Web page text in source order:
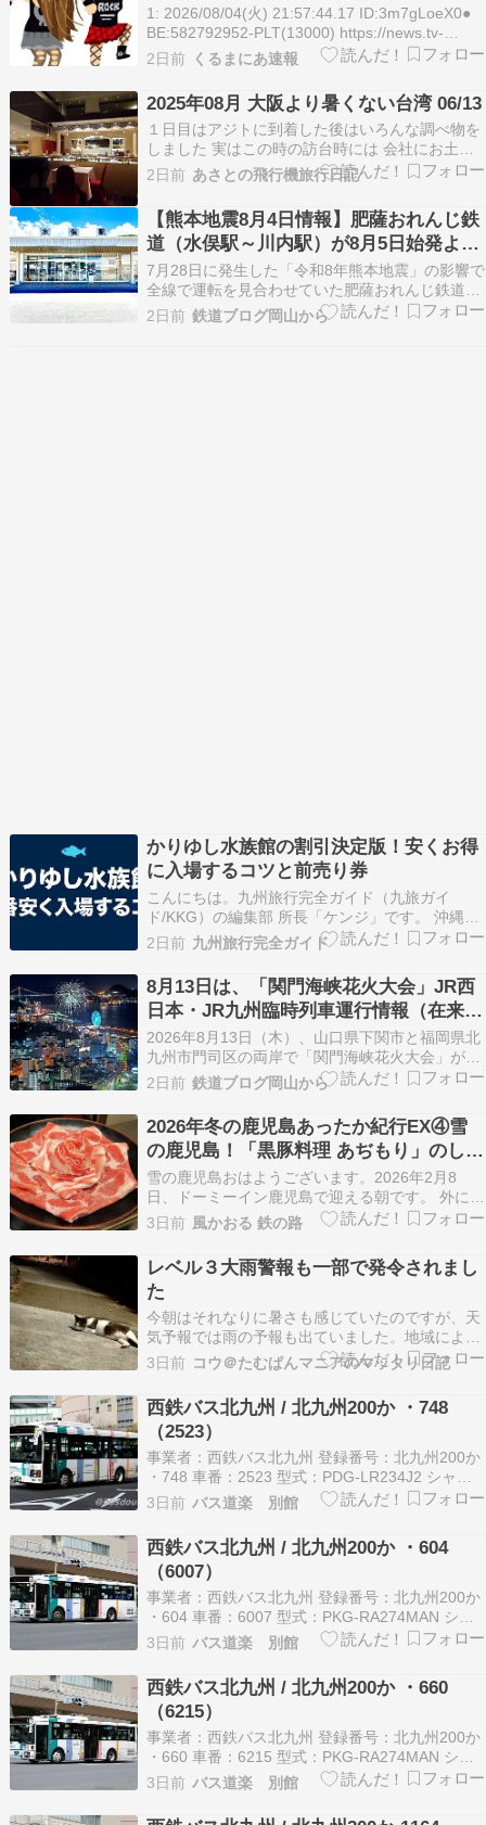
1: 2026/08/04(火) 21:57:44.17 ID:3m7gLoeX0●
BE:582792952-PLT(13000) https://news.tv-
asahi.co.jp/news_society/articles/000524059.html
https://…
2日前 くるまにあ速報
2025年08月 大阪より暑くない台湾 06/13
１日目はアジトに到着した後はいろんな調べ物を
しました 実はこの時の訪台時には 会社にお土産
を買ってゆくつもりでした 最後の最後なのでまあ
ね いつもは買ってないんですが よく話をする人
たちにだけね 今までは日本で評判が良いメーカー
を買ったことがあったのですが 今回は台湾での評
判が良…
2日前 あさとの飛行機旅行日記
【熊本地震8月4日情報】肥薩おれんじ鉄
道（水俣駅～川内駅）が8月5日始発より
運転再開 バス代行も8月10日より実施
7月28日に発生した「令和8年熊本地震」の影響で
全線で運転を見合わせていた肥薩おれんじ鉄道
は、8月5日（水）の始発列車から水俣駅～川内駅
間で運転を再開します。 一方、八代駅～水俣駅間
2日前 鉄道ブログ岡山から
かりゆし水族館の割引決定版！安くお得
に入場するコツと前売り券
こんにちは。九州旅行完全ガイド（九旅ガイ
ド/KKG）の編集部 所長「ケンジ」です。 沖縄の
豊見城市にある人気のスポット、DMMかりゆし
水族館へ遊びに行こうと計画している方も多いの
ではないでしょうか。 家族みんなや友達グループ
で行くとなると人数分のチケット代も馬鹿になり
ませんよね…
2日前 九州旅行完全ガイド
8月13日は、「関門海峡花火大会」JR西
日本・JR九州臨時列車運行情報（在来
線）
2026年8月13日（木）、山口県下関市と福岡県北
九州市門司区の両岸で「関門海峡花火大会」が開
催されます。 関門海峡を挟んで下関側と門司側の
両方から花火が打ち上げられる、夏の大きなイベ
ントです。 当日は多くの観客が下関・門司港周辺
に集まるため、鉄道各社では帰宅時間帯を中心に
臨時列…
2日前 鉄道ブログ岡山から
2026年冬の鹿児島あったか紀行EX④雪
の鹿児島！「黒豚料理 あぢもり」のしゃ
ぶしゃぶ
雪の鹿児島おはようございます。2026年2月8
日、ドーミーイン鹿児島で迎える朝です。 外に出
てみると…路面電車の軌道敷に雪が積もってま
す！さらに雪が舞っています！ 鹿児島と言えば南
国白くまのイメージですが、今日は全く異なり、
まるで北国のような景色。何回も鹿児島来たこと
があります…
3日前 風かおる 鉄の路
レベル３大雨警報も一部で発令されまし
た
今朝はそれなりに暑さも感じていたのですが、天
気予報では雨の予報も出ていました。地域によっ
てはレベル3大雨警報も❕❕とありました。作業も終
了してパラパラと来ていましたが、列車に乗る頃
にはかなりの雨量でした。私の自宅の地域では直
ぐに上がってきましたが、九州地域ではこれから
台風も近付…
3日前 コウ＠たむぱんマニアのマッタリ日記
西鉄バス北九州 / 北九州200か ・748
（2523）
事業者：西鉄バス北九州 登録番号：北九州200か
・748 車番：2523 型式：PDG-LR234J2 シャー
シメーカー：いすゞ ボディメーカー：Ｊ−ＢＵＳ
3日前 バス道楽 別館
西鉄バス北九州 / 北九州200か ・604
（6007）
事業者：西鉄バス北九州 登録番号：北九州200か
・604 車番：6007 型式：PKG-RA274MAN シャ
ーシメーカー：日産ディーゼル ボディメーカー：
西日本車体工業
3日前 バス道楽 別館
西鉄バス北九州 / 北九州200か ・660
（6215）
事業者：西鉄バス北九州 登録番号：北九州200か
・660 車番：6215 型式：PKG-RA274MAN シャ
ーシメーカー：日産ディーゼル ボディメーカー：
西日本車体工業
3日前 バス道楽 別館